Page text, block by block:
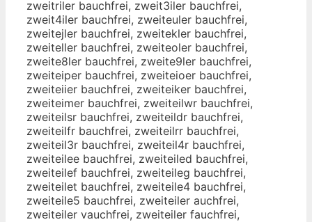
zweitriler bauchfrei, zweit3iler bauchfrei,
zweit4iler bauchfrei, zweiteuler bauchfrei,
zweitejler bauchfrei, zweitekler bauchfrei,
zweiteller bauchfrei, zweiteoler bauchfrei,
zweite8ler bauchfrei, zweite9ler bauchfrei,
zweiteiper bauchfrei, zweiteioer bauchfrei,
zweiteiier bauchfrei, zweiteiker bauchfrei,
zweiteimer bauchfrei, zweiteilwr bauchfrei,
zweiteilsr bauchfrei, zweiteildr bauchfrei,
zweiteilfr bauchfrei, zweiteilrr bauchfrei,
zweiteil3r bauchfrei, zweiteil4r bauchfrei,
zweiteilee bauchfrei, zweiteiled bauchfrei,
zweiteilef bauchfrei, zweiteileg bauchfrei,
zweiteilet bauchfrei, zweiteile4 bauchfrei,
zweiteile5 bauchfrei, zweiteiler auchfrei,
zweiteiler vauchfrei, zweiteiler fauchfrei,